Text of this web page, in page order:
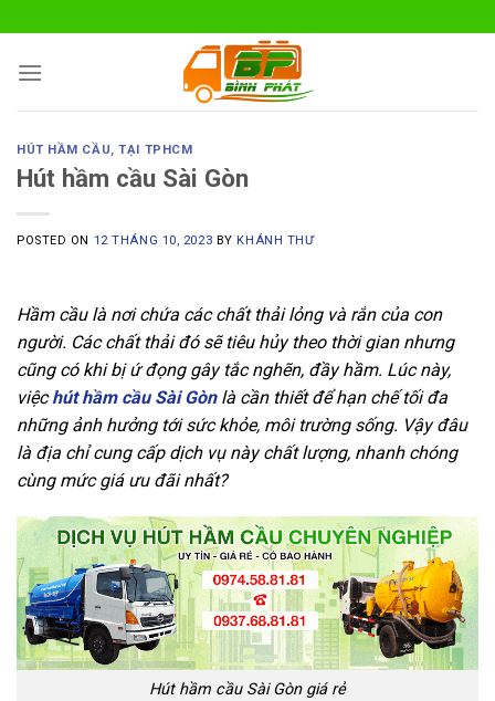
to
content
HÚT HẦM CẦU,TẠI TPHCM
Hút hầm cầu Sài Gòn
POSTED ON 12 THÁNG 10, 2023 BY KHÁNH THƯ
Hầm cầu là nơi chứa các chất thải lỏng và rắn của con
người. Các chất thải đó sẽ tiêu hủy theo thời gian nhưng
cũng có khi bị ứ đọng gây tắc nghẽn, đầy hầm. Lúc này,
việchút hầm cầu Sài Gònlà cần thiết để hạn chế tối đa
những ảnh hưởng tới sức khỏe, môi trường sống. Vậy đâu
là địa chỉ cung cấp dịch vụ này chất lượng, nhanh chóng
cùng mức giá ưu đãi nhất?
Hút hầm cầu Sài Gòn giá rẻ